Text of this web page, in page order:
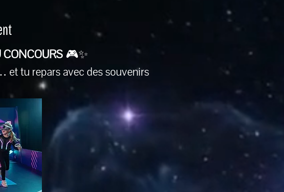
CONCOURS 🎮✨
tu repars avec des souvenirs